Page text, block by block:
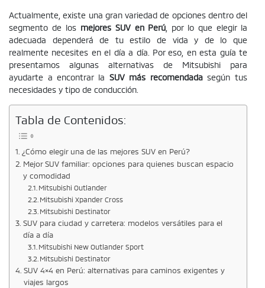
Actualmente, existe una gran variedad de opciones dentro del
segmento de los mejores SUV en Perú , por lo que elegir la
adecuada dependerá de tu estilo de vida y de lo que
realmente necesites en el día a día. Por eso, en esta guía te
presentamos algunas alternativas de Mitsubishi para
ayudarte a encontrar la SUV más recomendadasegún tus
necesidades y tipo de conducción.
Tabla de Contenidos:
¿Cómo elegir una de las mejores SUV en Perú?
Mejor SUV familiar: opciones para quienes buscan espacio
y comodidad
Mitsubishi Outlander
Mitsubishi Xpander Cross
Mitsubishi Destinator
SUV para ciudad y carretera: modelos versátiles para el
día a día
Mitsubishi New Outlander Sport
Mitsubishi Destinator
SUV 4×4 en Perú: alternativas para caminos exigentes y
viajes largos